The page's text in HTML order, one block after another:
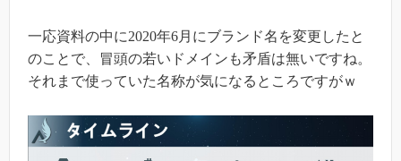
一応資料の中に2020年6月にブランド名を変更したと
のことで、冒頭の若いドメインも矛盾は無いですね。
それまで使っていた名称が気になるところですがｗ